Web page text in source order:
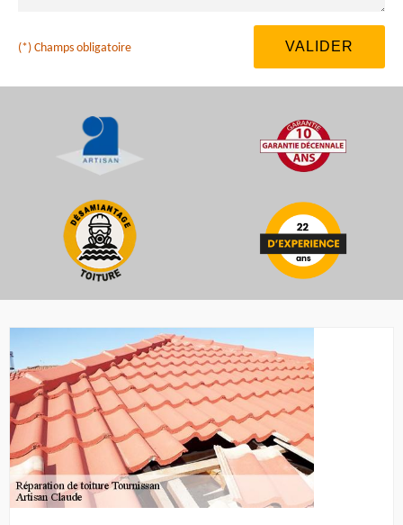
(*) Champs obligatoire